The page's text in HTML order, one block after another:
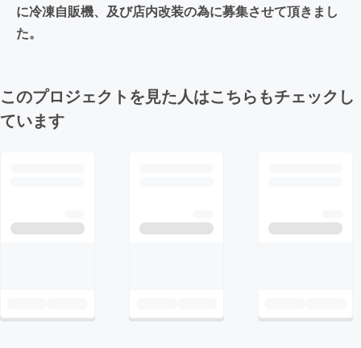
に冷凍自販機、及び店内改装の為に募集させて頂きまし
た。
このプロジェクトを見た人はこちらもチェックし
ています